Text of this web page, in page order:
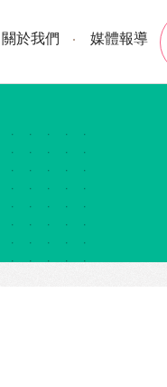
關於我們 媒體報導